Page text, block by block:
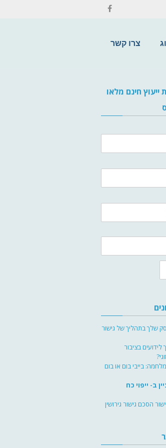
צרו קשר
חינם מלאו
שלך בתהליך של גישור
לידועים בציבור
בייבי בום או בום
ב- ייפוי כח
הסכם גישור גירושין